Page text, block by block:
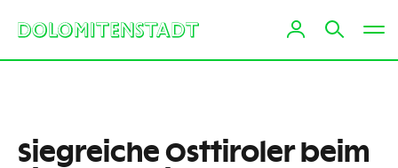
Siegreiche Osttiroler beim